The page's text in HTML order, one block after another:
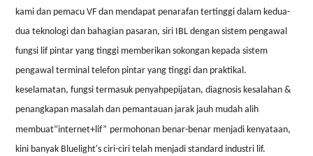
kami dan pemacu VF dan mendapat penarafan tertinggi dalam kedua-
dua teknologi dan bahagian pasaran, siri IBL dengan sistem pengawal
fungsi lif pintar yang tinggi memberikan sokongan kepada sistem
pengawal terminal telefon pintar yang tinggi dan praktikal.
keselamatan, fungsi termasuk penyahpepijatan, diagnosis kesalahan &
penangkapan masalah dan pemantauan jarak jauh mudah alih
membuat“internet+lif” permohonan benar-benar menjadi kenyataan,
kini banyak Bluelight's ciri-ciri telah menjadi standard industri lif.